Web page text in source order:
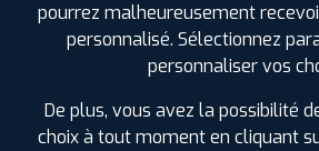
pourrez malheureusement
personnalisé. Sélectionnez
personnaliser vos
De plus, vous avez la possibilité
choix à tout moment en cliquant